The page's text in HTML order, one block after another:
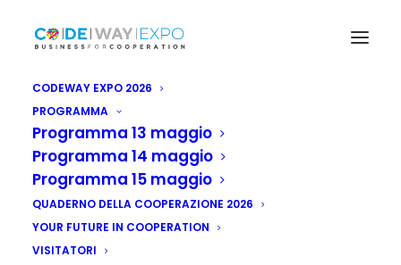
CODEWAY EXPO 2026
PROGRAMMA
Programma 13 maggio
Programma 14 maggio
Programma 15 maggio
QUADERNO DELLA COOPERAZIONE 2026
YOUR FUTURE IN COOPERATION
VISITATORI